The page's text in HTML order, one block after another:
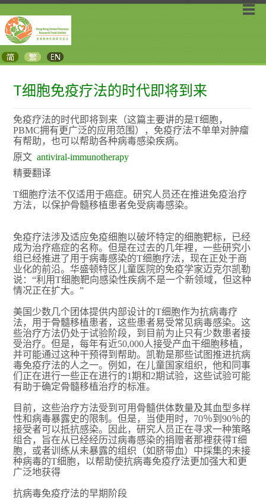
T细胞免疫疗法的时代即将到来
免疫疗法的时代即将到来（这篇主要讲的是T细胞，
PBMC拥有更广泛的应用范围），免疫疗法不单单对肿瘤
有帮助，也可以帮助各种病毒感染疾病。
原文 antiviral-immunotherapy
精要翻译
T细胞疗法不仅适用于癌症。研究人员还在推进免疫治疗
方法，以保护骨髓移植患者免受病毒感染。
免疫疗法涉及适应免疫细胞以破坏特定的细胞靶标，已经
成为治疗癌症的名称。但是在过去的几年裡，一些研究小
组已经推进了用于病毒感染的T细胞​​疗法，现在正处于商
业化的前沿。华盛顿特区儿童医院的免疫学家迈克尔凯勒
说：“利用T细胞靶向感染性疾病不是一个新领域，但这种
情况正在扩大。”
美国少数几个团体提供内部设计的T细胞作为抗病毒疗
法，用于骨髓移植患者，这些患者易受常见病毒感染。这
些治疗方法仍处于试验阶段，到目前为止只有少数患者接
受治疗。但是，每年有近50,000人接受产血干细胞移植，
并可能通过这种干预得到帮助。凯勒是那些试图推进抗病
毒免疫疗法的人之一。例如，在儿童国家组织，他和同事
们正在进行一些正在进行的1期和2期试验，这些试验可能
有助于确定骨髓移植治疗的标准。
目前，这些治疗方法受到可用骨髓供体数量及其血型多样
性和病毒暴露史的限制。但是，当使用时，70％到90％的
接受者可以抵抗感染。因此，研究人员正在寻求一种策略
组合，旨在从已经经历过病毒感染的捐赠者那裡获得T细
胞，或者训练从未暴露的组织（如脐带血）中採集的未接
种病毒的T细胞，以帮助使抗病毒免疫疗法更加强大和更
广泛地获得
抗病毒免疫疗法的早期阶段